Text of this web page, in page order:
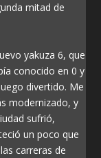
mitad de
yakuza 6, que
conocido en 0 y
divertido. Me
modernizado, y
sufrió,
un poco que
carreras de